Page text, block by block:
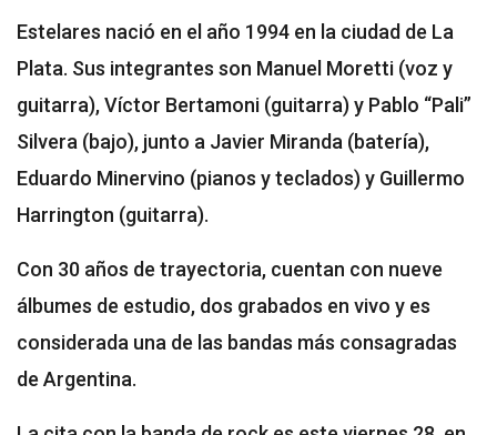
Estelares nació en el año 1994 en la ciudad de La
Plata. Sus integrantes son Manuel Moretti (voz y
guitarra), Víctor Bertamoni (guitarra) y Pablo “Pali”
Silvera (bajo), junto a Javier Miranda (batería),
Eduardo Minervino (pianos y teclados) y Guillermo
Harrington (guitarra).
Con 30 años de trayectoria, cuentan con nueve
álbumes de estudio, dos grabados en vivo y es
considerada una de las bandas más consagradas
de Argentina.